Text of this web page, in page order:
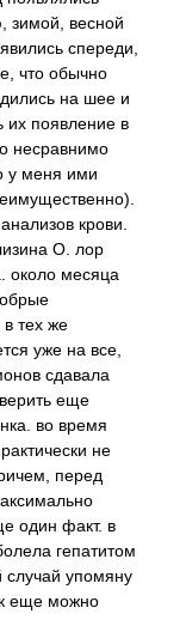
зимой, весной
спереди,
что обычно
на шее и
их появление в
несравнимо
у меня ими
крови.
О. лор
около месяца
тех же
уже на все,
сдавала
еще
во время
не
перед
один факт. в
гепатитом
случай упомяну
еще можно